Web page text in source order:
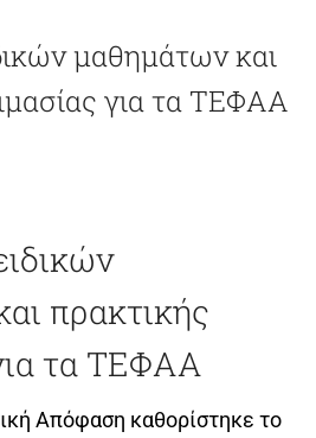
μαθημάτων και
για τα ΤΕΦΑΑ
πρακτικής
τα ΤΕΦΑΑ
Απόφαση καθορίστηκε το